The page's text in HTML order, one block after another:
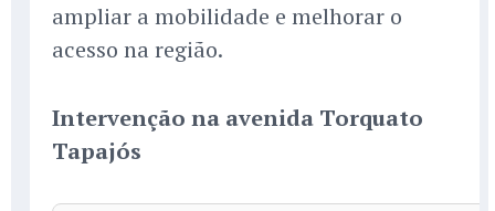
ampliar a mobilidade e melhorar o
acesso na região.
Intervenção na avenida Torquato
Tapajós